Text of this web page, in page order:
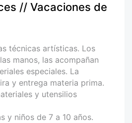
// Vacaciones de
técnicas artísticas. Los
manos, las acompañan
especiales. La
y entrega materia prima.
y utensilios
y niños de 7 a 10 años.